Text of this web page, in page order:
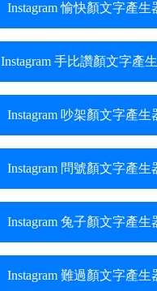
Instagram 愉快顏文字產生
Instagram 手比讚顏文字產
Instagram 吵架顏文字產生
Instagram 問號顏文字產生
Instagram 兔子顏文字產生
Instagram 難過顏文字產生